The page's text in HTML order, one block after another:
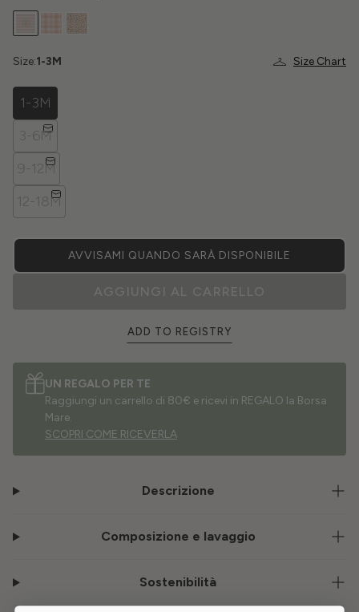
Size Chart
Size:1-3M
1-3M
3-6M
9-12M
12-18M
AVVISAMI QUANDO SARÀ DISPONIBILE
AGGIUNGI AL CARRELLO
ADD TO REGISTRY
UN REGALO PER TE
Raggiungi un carrello di 80€ e ricevi in REGALO la Borsa
Mare.
SCOPRI COME RICEVERLA
Descrizione
Composizione e lavaggio
Sostenibilità